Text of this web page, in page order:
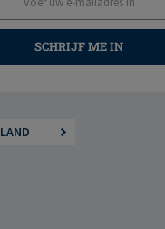
SCHRIJF ME IN